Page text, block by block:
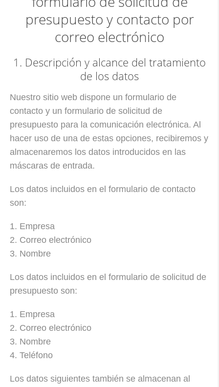
presupuesto y contacto por
correo electrónico
1. Descripción y alcance del tratamiento
de los datos
Nuestro sitio web dispone un formulario de
contacto y un formulario de solicitud de
presupuesto para la comunicación electrónica. Al
hacer uso de una de estas opciones, recibiremos y
almacenaremos los datos introducidos en las
máscaras de entrada.
Los datos incluidos en el formulario de contacto
son:
1. Empresa
2. Correo electrónico
3. Nombre
Los datos incluidos en el formulario de solicitud de
presupuesto son:
1. Empresa
2. Correo electrónico
3. Nombre
4. Teléfono
Los datos siguientes también se almacenan al